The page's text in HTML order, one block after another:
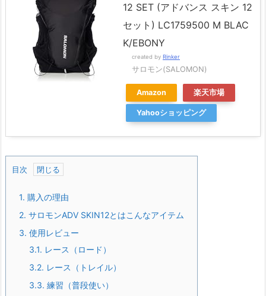
12 SET (アドバンス スキン 12
セット) LC1759500 M BLAC
K/EBONY
created by Rinker
サロモン(SALOMON)
Amazon 楽天市場
Yahooショッピング
目次
1. 購入の理由
2. サロモンADV SKIN12とはこんなアイテム
3. 使用レビュー
3.1. レース（ロード）
3.2. レース（トレイル）
3.3. 練習（普段使い）